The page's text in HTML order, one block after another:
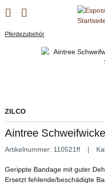
Pferdezubehör
ZILCO
Aintree
Artikelnummer: 110521ff
Gerippte Bandage mit guter
Ersetzt fehlende/beschädigte